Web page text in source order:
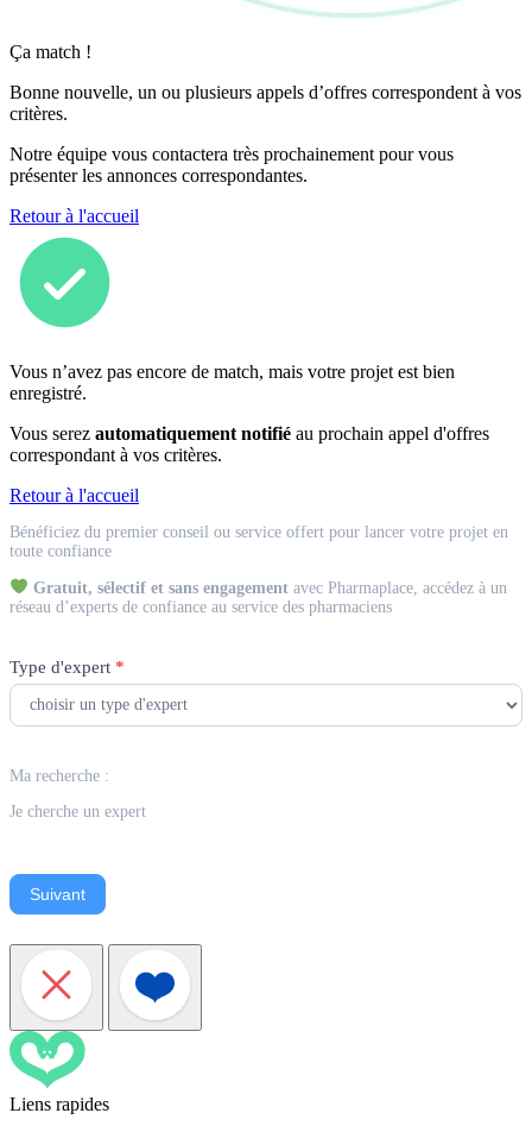
Ça match !
Bonne nouvelle, un ou plusieurs appels d’offres correspondent à vos
critères.
Notre équipe vous contactera très prochainement pour vous
présenter les annonces correspondantes.
Retour à l'accueil
Vous n’avez pas encore de match, mais votre projet est bien
enregistré.
Vous serez automatiquement notifié au prochain appel d'offres
correspondant à vos critères.
Retour à l'accueil
Expert
Bénéficiez du premier conseil ou service offert pour lancer votre projet en
toute confiance
Gratuit, sélectif et sans engagementavec Pharmaplace, accédez à un
réseau d’experts de confiance au service des pharmaciens
Type d'expert *
Ma recherche :
Je cherche un expert
Suivant
Liens rapides